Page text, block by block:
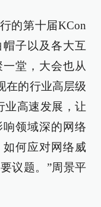
的第十届KCon
子以及各大互
堂，大会也从
在的行业高层级
业高速发展，让
领域深的网络
何应对网络威
议题。”周景平